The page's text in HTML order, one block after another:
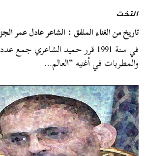
التخت
تاريخ من الغناء الملفق : الشاعر عادل عمر
في سنة 1991 قرر حميد الشاعري
والمطربات في أغنيه “العالم…